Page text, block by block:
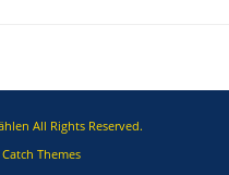
All Rights Reserved.
Catch Themes